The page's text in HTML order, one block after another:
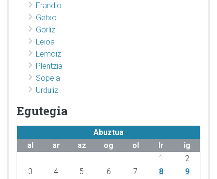
Erandio
Getxo
Gorliz
Leioa
Lemoiz
Plentzia
Sopela
Urduliz
Egutegia
Abuztua
al
ar az og ol lr
ig
1
2
3
4 5 6 7 8
9